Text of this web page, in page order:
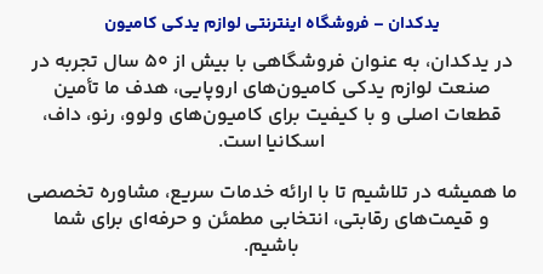
یدکدان – فروشگاه اینترنتی لوازم یدکی کامیون
در یدکدان
، به عنوان فروشگاهی با بیش از 50 سال تجربه در
صنعت لوازم یدکی کامیون‌های اروپایی، هدف ما تأمین
قطعات اصلی و با کیفیت برای کامیون‌های ولوو، رنو، داف،
اسکانیا است.
ما همیشه در تلاشیم تا با ارائه خدمات سریع، مشاوره تخصصی
و قیمت‌های رقابتی، انتخابی مطمئن و حرفه‌ای برای شما
باشیم.